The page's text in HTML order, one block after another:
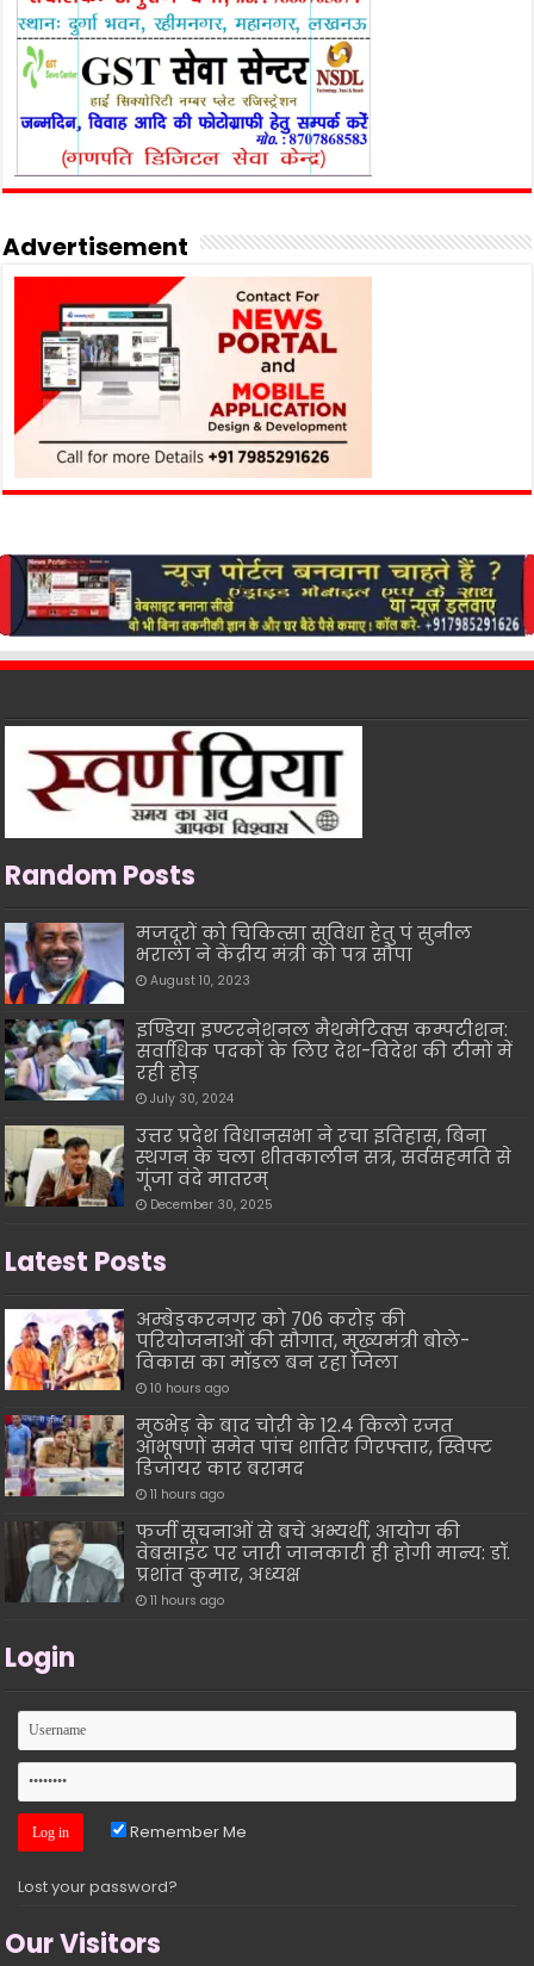
Advertisement
Random Posts
मजदूरों को चिकित्सा सुविधा हेतु पं सुनील
भराला ने केंद्रीय मंत्री को पत्र सौपा
August 10, 2023
इण्डिया इण्टरनेशनल मैथमेटिक्स कम्पटीशन:
सर्वाधिक पदकों के लिए देश-विदेश की टीमों में
रही होड़
July 30, 2024
उत्तर प्रदेश विधानसभा ने रचा इतिहास, बिना
स्थगन के चला शीतकालीन सत्र, सर्वसहमति से
गूंजा वंदे मातरम्
December 30, 2025
Latest Posts
अम्बेडकरनगर को 706 करोड़ की
परियोजनाओं की सौगात, मुख्यमंत्री बोले-
विकास का मॉडल बन रहा जिला
10 hours ago
मुठभेड़ के बाद चोरी के 12.4 किलो रजत
आभूषणों समेत पांच शातिर गिरफ्तार, स्विफ्ट
डिजायर कार बरामद
11 hours ago
फर्जी सूचनाओं से बचें अभ्यर्थी, आयोग की
वेबसाइट पर जारी जानकारी ही होगी मान्य: डॉ.
प्रशांत कुमार, अध्यक्ष
11 hours ago
Login
Remember Me
Lost your password?
Our Visitors